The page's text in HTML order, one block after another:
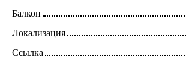
Балкон
Локализация
Ссылка